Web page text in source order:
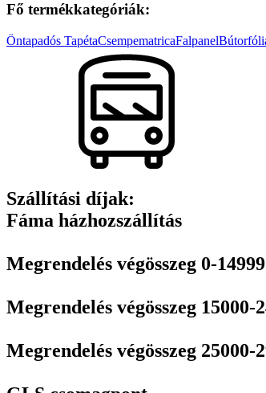
-
variációja
van.
Fő termékkategóriák:
Öntapadós TapétaCsempematricaFalpanel
Szállítási díjak:
Fáma házhozszállítás
Megrendelés végösszeg 0-
Megrendelés végösszeg
Megrendelés végösszeg